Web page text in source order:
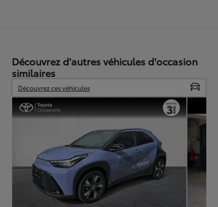
Découvrez d'autres véhicules d'occasion
similaires
Découvrez ces véhicules